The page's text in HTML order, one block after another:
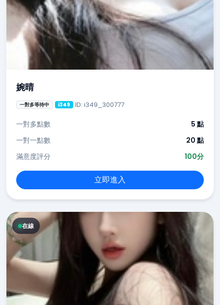
婉晴
一對多等待中 i349 ID: i349_300777
一對多點數
5 點
一對一點數
20 點
滿意度評分
100分
立即進入
在線